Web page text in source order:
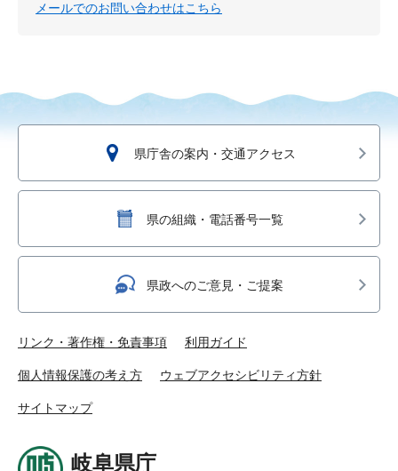
メールでのお問い合わせはこちら
県庁舎の案内・交通アクセス
県の組織・電話番号一覧
県政へのご意見・ご提案
リンク・著作権・免責事項 利用ガイド
個人情報保護の考え方 ウェブアクセシビリティ方針
サイトマップ
岐阜県庁